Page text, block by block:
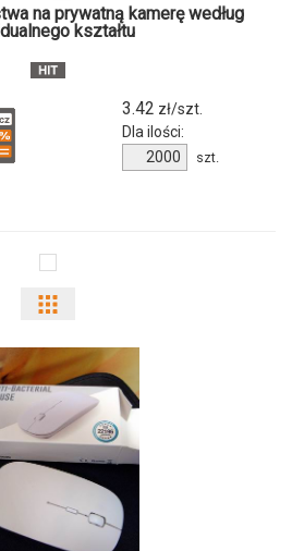
na prywatną kamerę według
kształtu
3.42 zł/szt.
Dla ilości:
Ilość
produktu
szt.
odmiany
i
ilości
produktu
180872c-